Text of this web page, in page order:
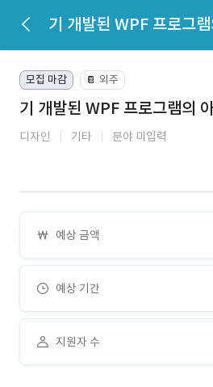
모집 마감 📔 외주
기 개발된 WPF 프로그램의
디자인 기타 분야 미입력
예상 금액
예상 기간
지원자 수